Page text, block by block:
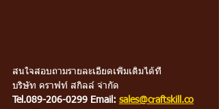
สนใจสอบถามรายละเอียดเพิ่มเติมได้ที่
บริษัท คราฟท์ สกิลล์ จำกัด
Tel.089-206-0299 Email: sales@craftskill.co